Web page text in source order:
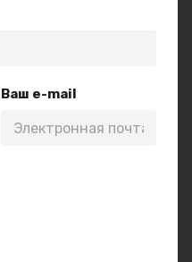
Ваш e-mail